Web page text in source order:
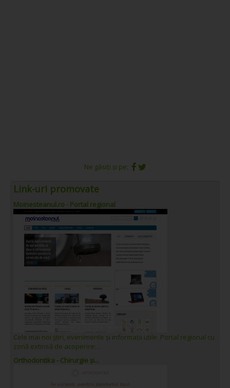
Ne găsiți și pe:
Link-uri promovate
Moinesteanul.ro - Portal regional
Cele mai noi știri, evenimente și informații utile. Portal regional cu
zonă extinsă de acoperire:...
Orthodontika - Chirurgie și...